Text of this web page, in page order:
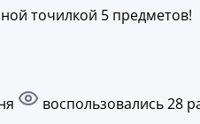
точилкой 5 предметов!
воспользовались 28